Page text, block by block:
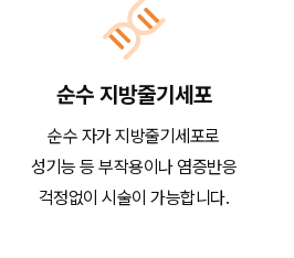
순수 지방줄기세포
순수 자가 지방줄기세포로
성기능 등 부작용이나 염증반응
걱정없이 시술이 가능합니다.